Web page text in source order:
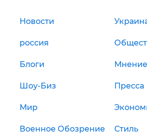
Новости
россия
Блоги Мнение
Шоу-Биз Пресса
Мир
Военное Обозрение Стиль